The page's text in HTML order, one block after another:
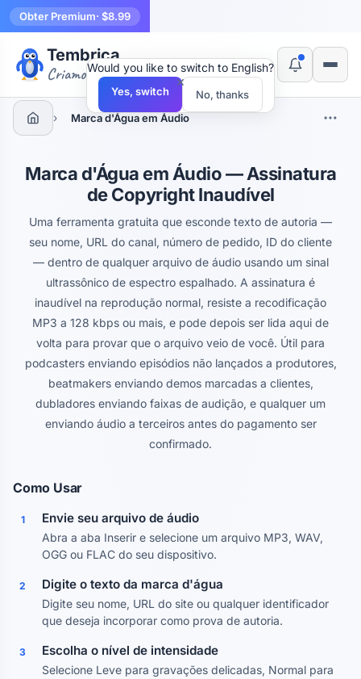
Obter Premium· $8.99
Tembrica
Criamos ferramentas
› Marca d'Água em Áudio
Marca d'Água em Áudio — Assinatura
de Copyright Inaudível
Uma ferramenta gratuita que esconde texto de autoria —
seu nome, URL do canal, número de pedido, ID do cliente
— dentro de qualquer arquivo de áudio usando um sinal
ultrassônico de espectro espalhado. A assinatura é
inaudível na reprodução normal, resiste a recodificação
MP3 a 128 kbps ou mais, e pode depois ser lida aqui de
volta para provar que o arquivo veio de você. Útil para
podcasters enviando episódios não lançados a produtores,
beatmakers enviando demos marcadas a clientes,
dubladores enviando faixas de audição, e qualquer um
enviando áudio a terceiros antes do pagamento ser
confirmado.
Como Usar
1 Envie seu arquivo de áudio
Abra a aba Inserir e selecione um arquivo MP3, WAV,
OGG ou FLAC do seu dispositivo.
2 Digite o texto da marca d'água
Digite seu nome, URL do site ou qualquer identificador
que deseja incorporar como prova de autoria.
3 Escolha o nível de intensidade
Selecione Leve para gravações delicadas, Normal para
×
Would you like to switch to English?
Yes, switch No, thanks